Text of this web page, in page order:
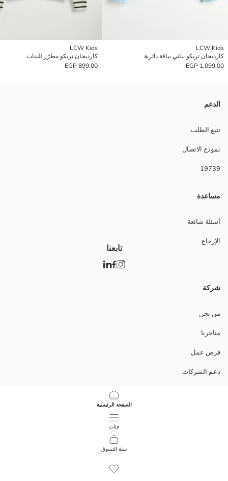
الصفحة الرئيسية
فئات
سلة التسوق
LCW Kids
كارديجان تريكو بناتي بياقة دائرية
1,099.00 EGP
LCW Kids
كارديجان تريكو مطرّز للبنات
899.00 EGP
الدعم
تتبع الطلب
نموذج الاتصال
19739
مساعدة
أسئلة شائعة
الإرجاع
شركة
من نحن
متاجرنا
فرص عمل
دعم الشركات
حمل التطبيق
تابعنا